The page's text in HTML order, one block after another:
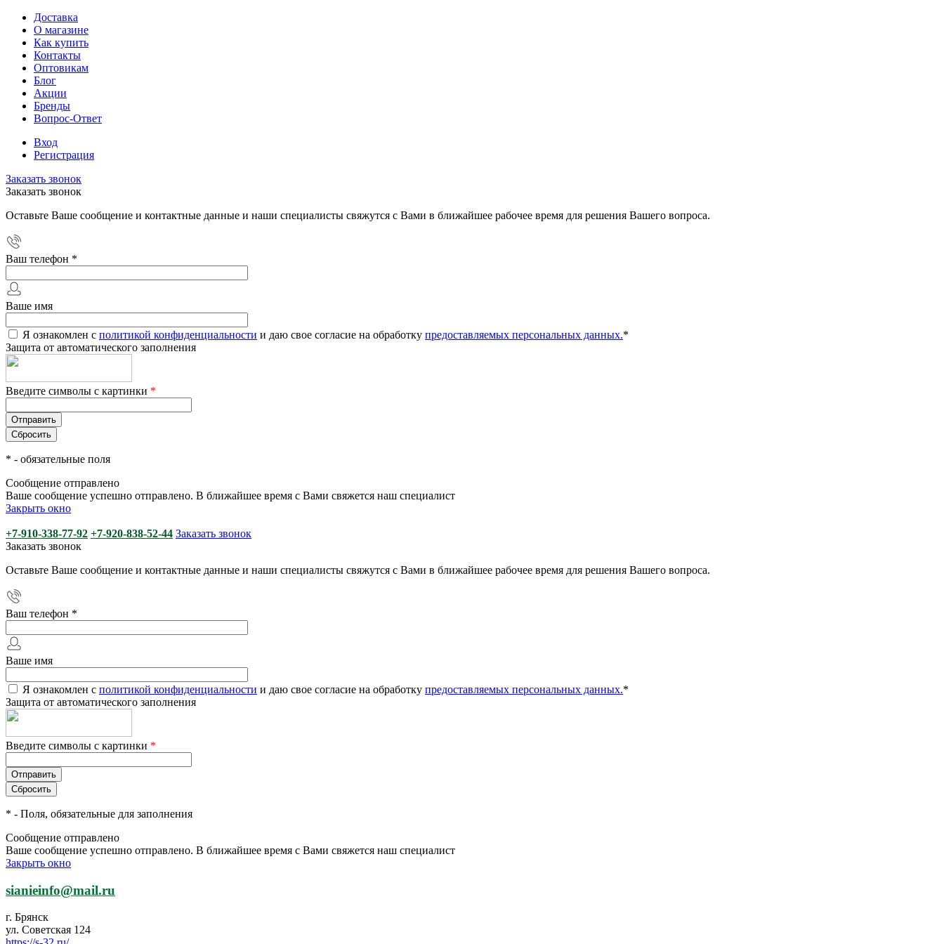
Доставка
О магазине
Как купить
Контакты
Оптовикам
Блог
Акции
Бренды
Вопрос-Ответ
Вход
Регистрация
Заказать звонок
Заказать звонок
Оставьте Ваше сообщение и контактные данные и наши специалисты свяжутся с Вами в ближайшее рабочее время для решения Вашего вопроса.
Ваш телефон *
Ваше имя
Я ознакомлен с политикой конфиденциальности и даю свое согласие на обработку предоставляемых персональных данных.*
Защита от автоматического заполнения
Введите символы с картинки *
* - обязательные поля
Сообщение отправлено
Ваше сообщение успешно отправлено. В ближайшее время с Вами свяжется наш специалист
Закрыть окно
+7-910-338-77-92 +7-920-838-52-44 Заказать звонок
Заказать звонок
Оставьте Ваше сообщение и контактные данные и наши специалисты свяжутся с Вами в ближайшее рабочее время для решения Вашего вопроса.
Ваш телефон *
Ваше имя
Я ознакомлен с политикой конфиденциальности и даю свое согласие на обработку предоставляемых персональных данных.*
Защита от автоматического заполнения
Введите символы с картинки *
* - Поля, обязательные для заполнения
Сообщение отправлено
Ваше сообщение успешно отправлено. В ближайшее время с Вами свяжется наш специалист
Закрыть окно
sianieinfo@mail.ru
г. Брянск
ул. Советская 124